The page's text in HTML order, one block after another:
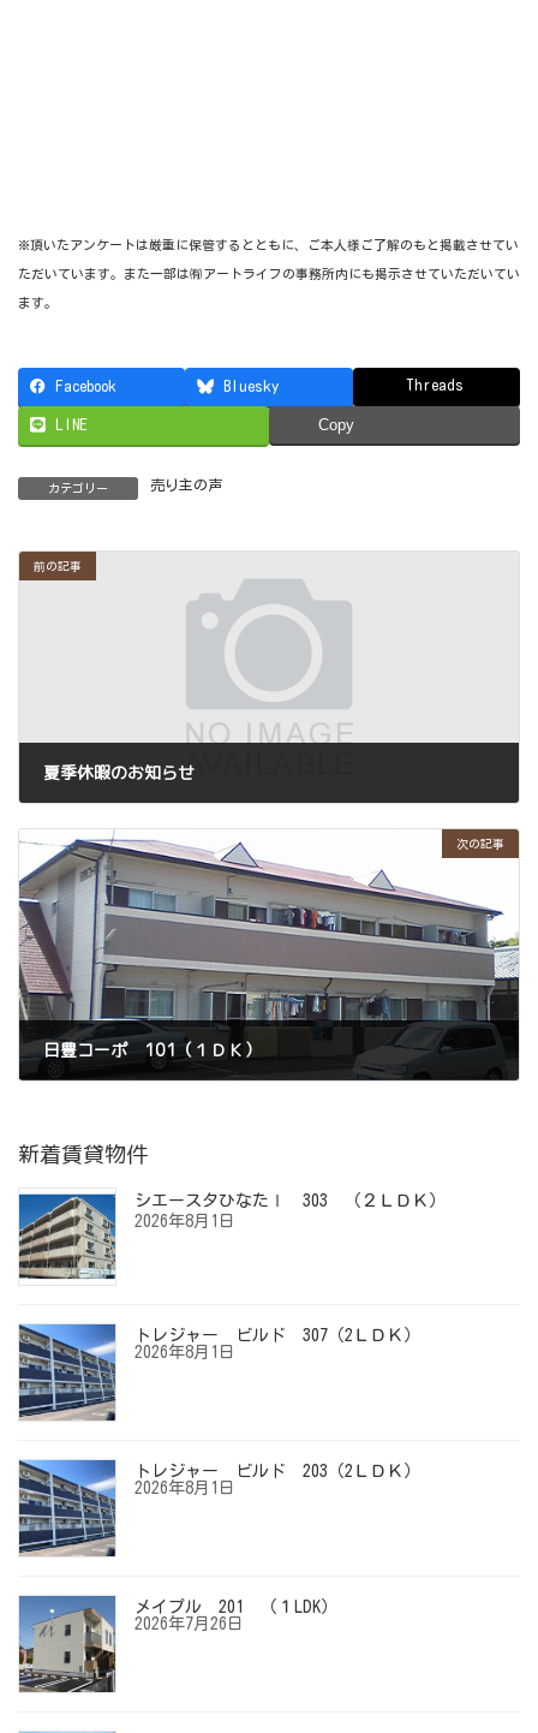
※頂いたアンケートは厳重に保管するとともに、ご本人様ご了解のもと掲載させてい
ただいています。 また一部は㈲アートライフの事務所内にも掲示させていただいてい
ます。
Facebook Bluesky Threads
LINE Copy
カテゴリー 売り主の声
前の記事
夏季休暇のお知らせ
次の記事
日豊コーポ 101（１ＤＫ）
新着賃貸物件
シエースタひなたⅠ 303 （２ＬＤＫ）
2026年8月1日
トレジャー ビルド 307（2ＬＤＫ）
2026年8月1日
トレジャー ビルド 203（2ＬＤＫ）
2026年8月1日
メイプル 201 （１LDK）
2026年7月26日